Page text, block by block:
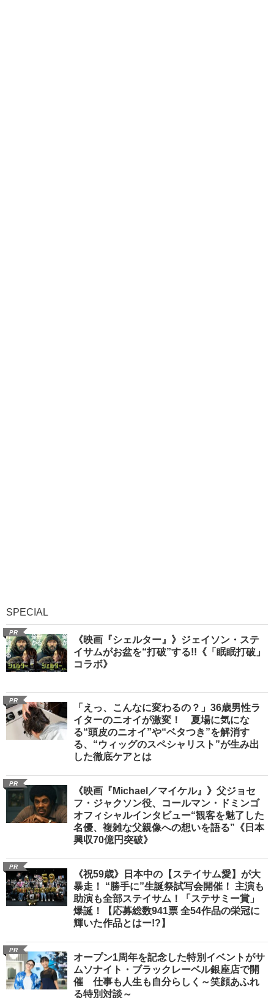
SPECIAL
PR
《映画『シェルター』》ジェイソン・ステ
イサムがお盆を“打破”する!!《「眠眠打破」
コラボ》
PR
「えっ、こんなに変わるの？」36歳男性ラ
イターのニオイが激変！ 夏場に気にな
る“頭皮のニオイ”や“ベタつき”を解消す
る、“ウィッグのスペシャリスト”が生み出
した徹底ケアとは
PR
《映画『Michael／マイケル』》父ジョセ
フ・ジャクソン役、コールマン・ドミンゴ
オフィシャルインタビュー“観客を魅了した
名優、複雑な父親像への想いを語る”《日本
興収70億円突破》
PR
《祝59歳》日本中の【ステイサム愛】が大
暴走！ “勝手に”生誕祭試写会開催！ 主演も
助演も全部ステイサム！「ステサミー賞」
爆誕！【応募総数941票 全54作品の栄冠に
輝いた作品とはー!?】
PR
オープン1周年を記念した特別イベントがサ
ムソナイト・ブラックレーベル銀座店で開
催 仕事も人生も自分らしく～笑顔あふれ
る特別対談～